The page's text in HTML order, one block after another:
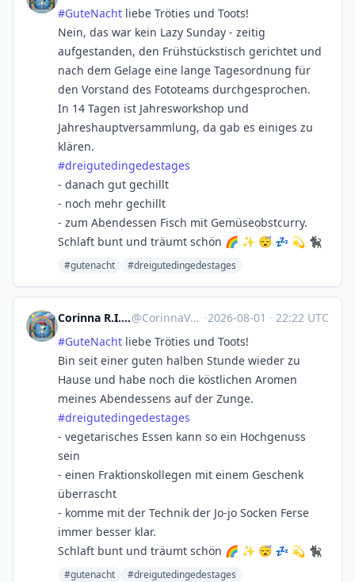
#GuteNacht liebe Tröties und Toots!
Nein, das war kein Lazy Sunday - zeitig
aufgestanden, den Frühstückstisch gerichtet und
nach dem Gelage eine lange Tagesordnung für
den Vorstand des Fototeams durchgesprochen.
In 14 Tagen ist Jahresworkshop und
Jahreshauptversammlung, da gab es einiges zu
klären.
#dreigutedingedestages
- danach gut gechillt
- noch mehr gechillt
- zum Abendessen Fisch mit Gemüseobstcurry.
Schlaft bunt und träumt schön 🌈 ✨ 😴 💤 💫 🐈‍⬛
#gutenacht #dreigutedingedestages
Corinna R.I.P. Natenom :nona:@CorinnaVahrenk1@troet.cafe ·2026-08-01 · 22:22 UTC
#GuteNacht liebe Tröties und Toots!
Bin seit einer guten halben Stunde wieder zu
Hause und habe noch die köstlichen Aromen
meines Abendessens auf der Zunge.
#dreigutedingedestages
- vegetarisches Essen kann so ein Hochgenuss
sein
- einen Fraktionskollegen mit einem Geschenk
überrascht
- komme mit der Technik der Jo-jo Socken Ferse
immer besser klar.
Schlaft bunt und träumt schön 🌈 ✨ 😴 💤 💫 🐈‍⬛
#gutenacht #dreigutedingedestages